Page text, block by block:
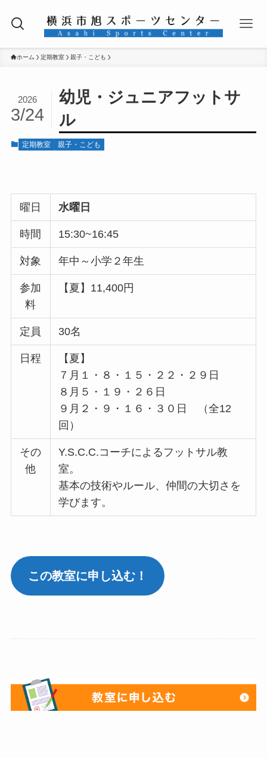
ホーム 定期教室 親子・こども
幼児・ジュニアフットサ
ル
2026
3/24
定期教室 親子・こども
曜日 水曜日
時間 15:30~16:45
対象 年中～小学２年生
参加
料
【夏】11,400円
定員 30名
日程
【夏】
７月１・８・１５・２２・２９日
８月５・１９・２６日
９月２・９・１６・３０日 （全12
回）
その
他
Y.S.C.C.コーチによるフットサル教
室。
基本の技術やルール、仲間の大切さを
学びます。
この教室に申し込む！